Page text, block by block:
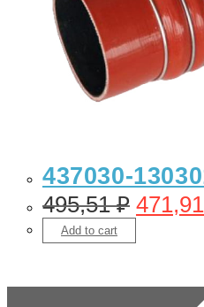
437030-
495,51₽ 471,91
Add to cart